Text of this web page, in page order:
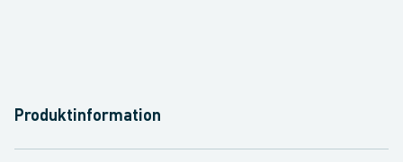
Produktinformation